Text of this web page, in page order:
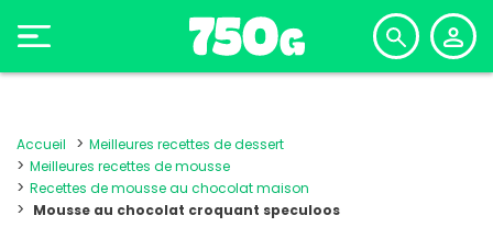
Accueil
Meilleures recettes de dessert
Meilleures recettes de mousse
Recettes de mousse au chocolat maison
Mousse au chocolat croquant speculoos